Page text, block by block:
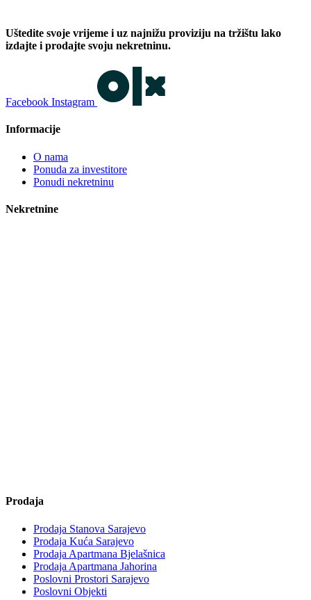
Uštedite svoje vrijeme i uz najnižu proviziju na tržištu lako
izdajte i prodajte svoju nekretninu.
Facebook Instagram
Informacije
O nama
Ponuda za investitore
Ponudi nekretninu
Nekretnine
Prodaja
Prodaja Stanova Sarajevo
Prodaja Kuća Sarajevo
Prodaja Apartmana Bjelašnica
Prodaja Apartmana Jahorina
Poslovni Prostori Sarajevo
Poslovni Objekti